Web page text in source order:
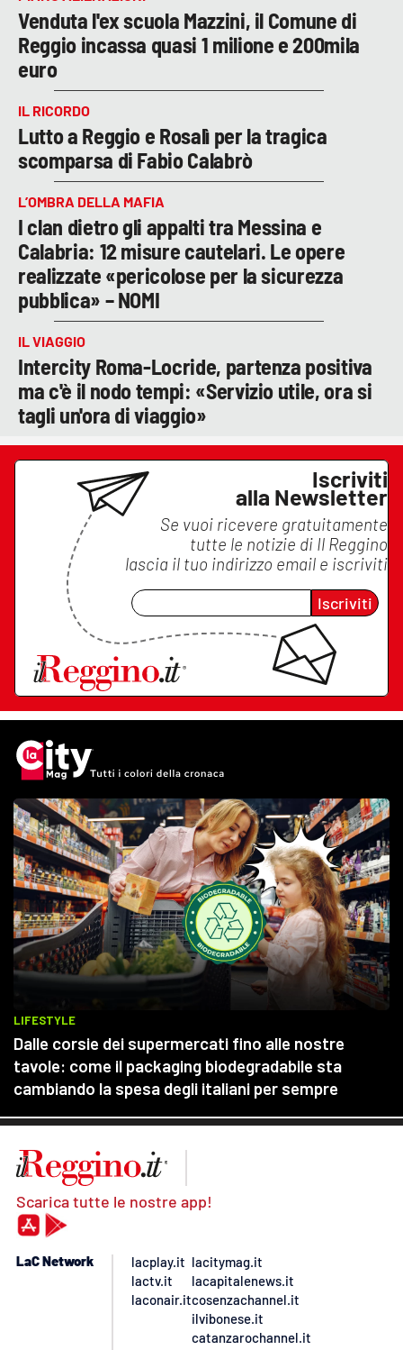
Venduta l'ex scuola Mazzini, il Comune di
Reggio incassa quasi 1 milione e 200mila
euro
IL RICORDO
Lutto a Reggio e Rosalì per la tragica
scomparsa di Fabio Calabrò
L’OMBRA DELLA MAFIA
I clan dietro gli appalti tra Messina e
Calabria: 12 misure cautelari. Le opere
realizzate «pericolose per la sicurezza
pubblica» – NOMI
IL VIAGGIO
Intercity Roma-Locride, partenza positiva
ma c'è il nodo tempi: «Servizio utile, ora si
tagli un'ora di viaggio»
Iscriviti
alla Newsletter
Se vuoi ricevere gratuitamente
tutte le notizie di Il Reggino
lascia il tuo indirizzo email e iscriviti
Iscriviti
Scarica tutte le nostre app!
LaC Network
lacplay.it
lactv.it
laconair.it
lacitymag.it
lacapitalenews.it
cosenzachannel.it
ilvibonese.it
catanzarochannel.it